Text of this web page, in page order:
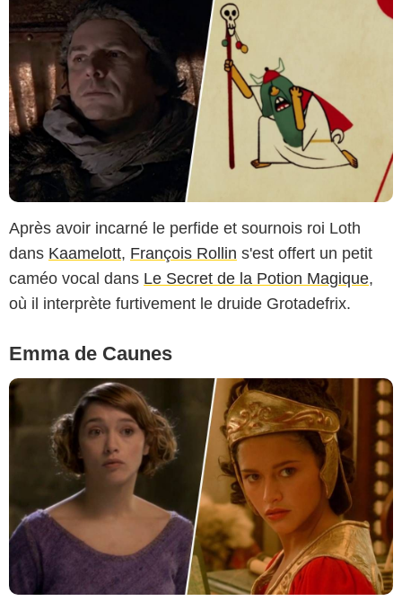
Après avoir incarné le perfide et sournois roi Loth
dans Kaamelott, François Rollin s'est offert un petit
caméo vocal dans Le Secret de la Potion Magique,
où il interprète furtivement le druide Grotadefrix.
Emma de Caunes